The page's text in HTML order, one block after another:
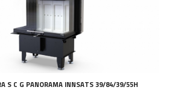
S C G PANORAMA INNSATS 39/84/39/55H